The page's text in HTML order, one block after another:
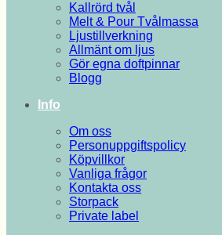
Kallrörd tvål
Melt & Pour Tvålmassa
Ljustillverkning
Allmänt om ljus
Gör egna doftpinnar
Blogg
Info
Om oss
Personuppgiftspolicy
Köpvillkor
Vanliga frågor
Kontakta oss
Storpack
Private label